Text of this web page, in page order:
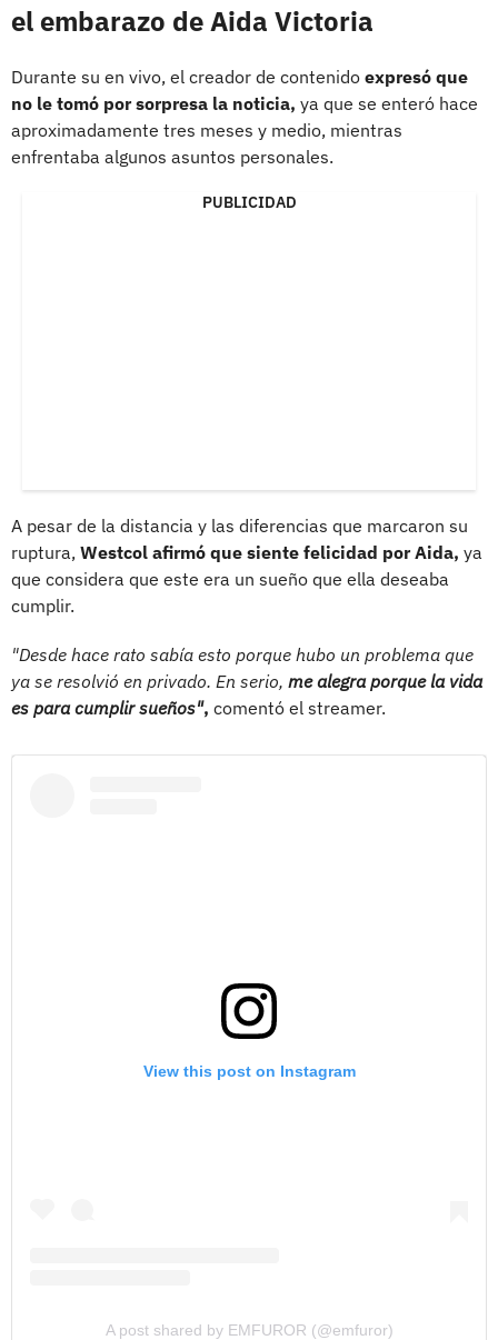
el embarazo de Aida Victoria
Durante su en vivo, el creador de contenido expresó que
no le tomó por sorpresa la noticia, ya que se enteró hace
aproximadamente tres meses y medio, mientras
enfrentaba algunos asuntos personales.
PUBLICIDAD
A pesar de la distancia y las diferencias que marcaron su
ruptura, Westcol afirmó que siente felicidad por Aida, ya
que considera que este era un sueño que ella deseaba
cumplir.
"Desde hace rato sabía esto porque hubo un problema que
ya se resolvió en privado. En serio, me alegra porque la vida
es para cumplir sueños", comentó el streamer.
View this post on Instagram
A post shared by EMFUROR (@emfuror)